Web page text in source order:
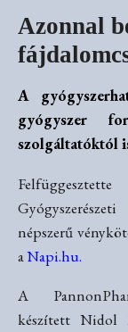
Azonnal
A
gyógyszer
szolgáltatóktól
népszerű
aNapi.hu.
A
készített Nidol